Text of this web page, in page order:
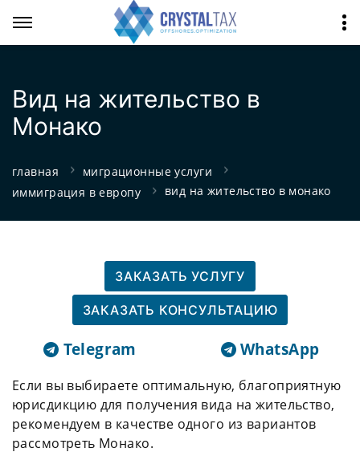
Вид на жительство в
Монако
главная
миграционные услуги
иммиграция в европу
вид на жительство в монако
ЗАКАЗАТЬ УСЛУГУ
ЗАКАЗАТЬ КОНСУЛЬТАЦИЮ
Telegram WhatsApp
Если вы выбираете оптимальную, благоприятную
юрисдикцию для получения вида на жительство,
рекомендуем в качестве одного из вариантов
рассмотреть Монако.